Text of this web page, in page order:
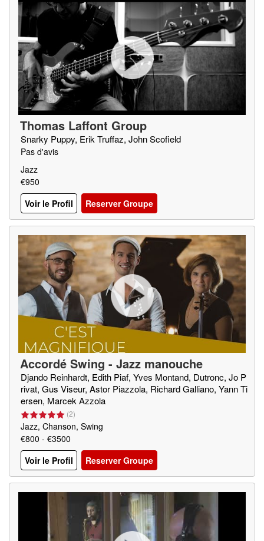
Thomas Laffont Group
Snarky Puppy, Erik Truffaz, John Scofield
Pas d'avis
Jazz
€950
Voir le Profil
Reserver Groupe
Accordé Swing - Jazz manouche
Djando Reinhardt, Edith Piaf, Yves Montand, Dutronc, Jo P
rivat, Gus Viseur, Astor Piazzola, Richard Galliano, Yann Ti
ersen, Marcek Azzola
(2)
Jazz, Chanson, Swing
€800 - €3500
Voir le Profil
Reserver Groupe